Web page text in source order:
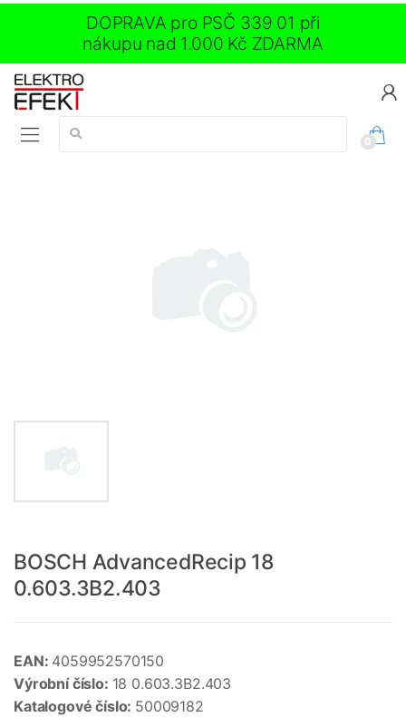
DOPRAVA pro PSČ 339 01 při
nákupu nad 1.000 Kč ZDARMA
Vyhledávání:
0
BOSCH AdvancedRecip 18
0.603.3B2.403
EAN: 4059952570150
Výrobní číslo: 18 0.603.3B2.403
Katalogové číslo: 50009182